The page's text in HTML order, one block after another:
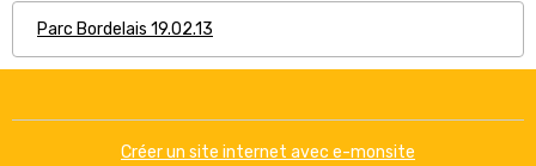
Parc Bordelais 19.02.13
Créer un site internet avec e-monsite